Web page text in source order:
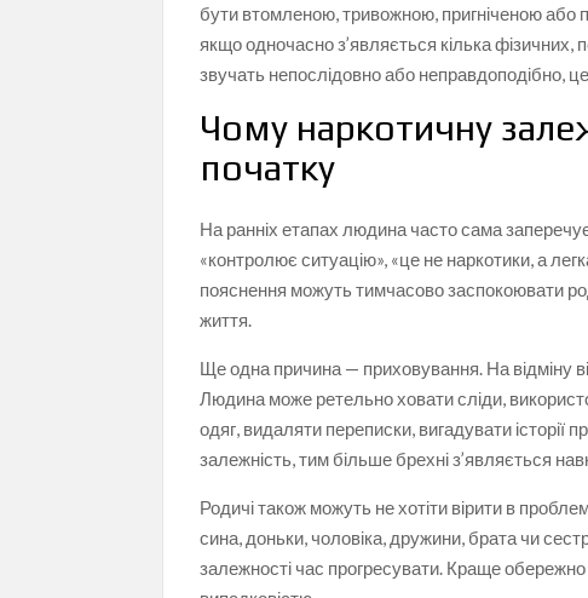
бути втомленою, тривожною, пригніченою або
якщо одночасно з’являється кілька фізичних,
звучать непослідовно або неправдоподібно,
Чому наркотичну
початку
На ранніх етапах людина часто сама
«контролює ситуацію», «це не наркотики, а
пояснення можуть тимчасово заспокоювати
життя.
Ще одна причина — приховування. На відміну
Людина може ретельно ховати сліди,
одяг, видаляти переписки, вигадувати
залежність, тим більше брехні з’являється
Родичі також можуть не хотіти вірити в
сина, доньки, чоловіка, дружини, брата чи
залежності час прогресувати. Краще